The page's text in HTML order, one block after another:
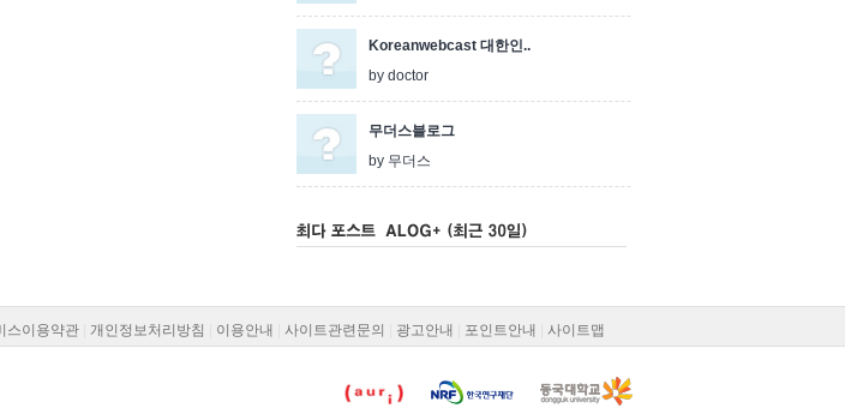
Koreanwebcast 대한인..
by doctor
무더스블로그
by 무더스
최다 포스트 ALOG+
스이용약관 개인정보처리방침 이용안내 사이트관련문의 광고안내 포인트안내 사이트맵